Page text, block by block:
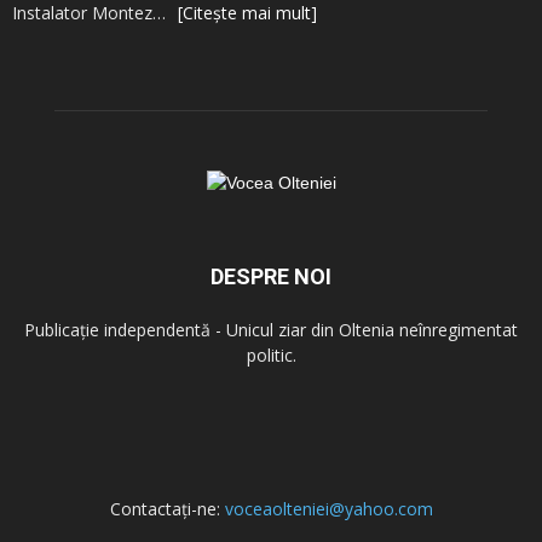
Instalator Montez… [Citește mai mult]
DESPRE NOI
Publicație independentă - Unicul ziar din Oltenia neînregimentat
politic.
Contactați-ne: voceaolteniei@yahoo.com